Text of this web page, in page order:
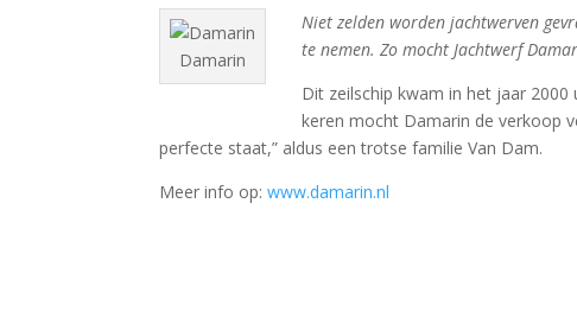
Damarin
Niet zelden worden jachtwerven
te nemen. Zo mocht Jachtwerf
Dit zeilschip kwam in het jaar 2000
keren mocht Damarin de verkoop
perfecte staat,” aldus een trotse familie Van Dam.
Meer info op:www.damarin.nl